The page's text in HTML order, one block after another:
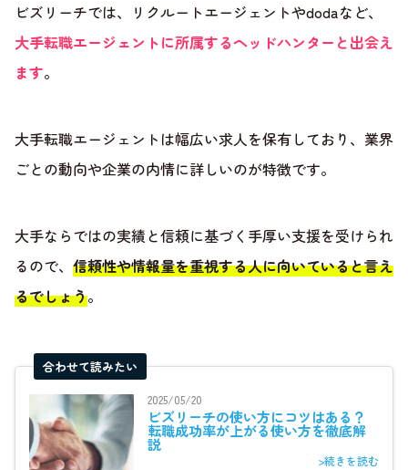
ビズリーチでは、リクルートエージェントやdodaなど、
大手転職エージェントに所属するヘッドハンターと出会え
ます。
大手転職エージェントは幅広い求人を保有しており、業界
ごとの動向や企業の内情に詳しいのが特徴です。
大手ならではの実績と信頼に基づく手厚い支援を受けられ
るので、 信頼性や情報量を重視する人に向いていると言え
るでしょう。
合わせて読みたい
2025/05/20
ビズリーチの使い方にコツはある？
転職成功率が上がる使い方を徹底解
説
>続きを読む